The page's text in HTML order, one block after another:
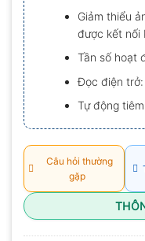
Giảm thiểu
được kết nối
Tần số hoạt
Đọc điện
Tự động
Câu hỏi thường
gặp